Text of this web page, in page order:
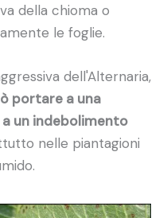
della chioma o
le foglie.
dell'Alternaria,
portare a una
un indebolimento
nelle piantagioni